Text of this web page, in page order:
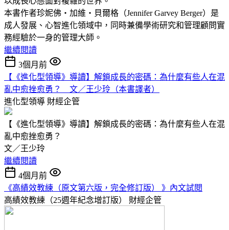
本書作者珍妮佛‧加維‧貝爾格（Jennifer Garvey Berger）是
成人發展、心智進化領域中，同時兼備學術研究和管理顧問實
務經驗於一身的管理大師。
繼續閱讀
3個月前
【《進化型領導》導讀】解鎖成長的密碼：為什麼有些人在混
亂中愈挫愈勇？ 文／王少玲（本書譯者）
進化型領導 財經企管
【《進化型領導》導讀】解鎖成長的密碼：為什麼有些人在混
亂中愈挫愈勇？
文／王少玲
繼續閱讀
4個月前
《高績效教練（原文第六版，完全修訂版） 》內文試閱
高績效教練（25週年紀念增訂版） 財經企管